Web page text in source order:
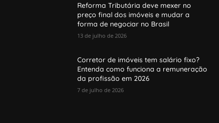
Reforma Tributária deve mexer no
preço final dos imóveis e mudar a
forma de negociar no Brasil
13 de julho de 2026
Corretor de imóveis tem salário fixo?
Entenda como funciona a remuneração
da profissão em 2026
7 de julho de 2026